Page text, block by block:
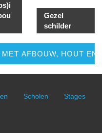
Gezel
schilder
AFBOUW, HOUT EN
Scholen Stages